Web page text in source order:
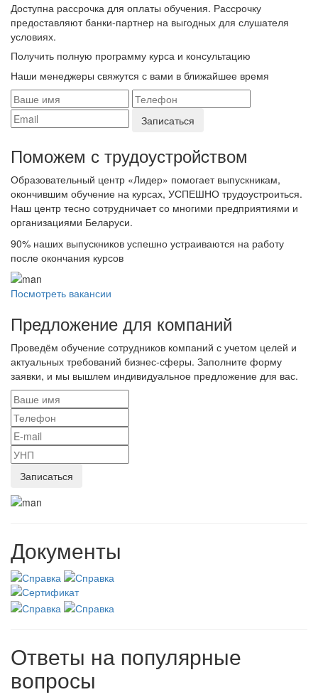
Доступна рассрочка для оплаты обучения. Рассрочку
предоставляют банки-партнер на выгодных для слушателя
условиях.
Получить полную программу курса и консультацию
Наши менеджеры свяжутся с вами в ближайшее время
Поможем с трудоустройcтвом
Образовательный центр «Лидер» помогает выпускникам,
окончившим обучение на курсах, УСПЕШНО трудоустроиться.
Наш центр тесно сотрудничает со многими предприятиями и
организациями Беларуси.
90% наших выпускников успешно устраиваются на работу
после окончания курсов
Посмотреть вакансии
Предложение для компаний
Проведём обучение сотрудников компаний с учетом целей и
актуальных требований бизнес-сферы. Заполните форму
заявки, и мы вышлем индивидуальное предложение для вас.
Документы
Ответы на популярные
вопросы